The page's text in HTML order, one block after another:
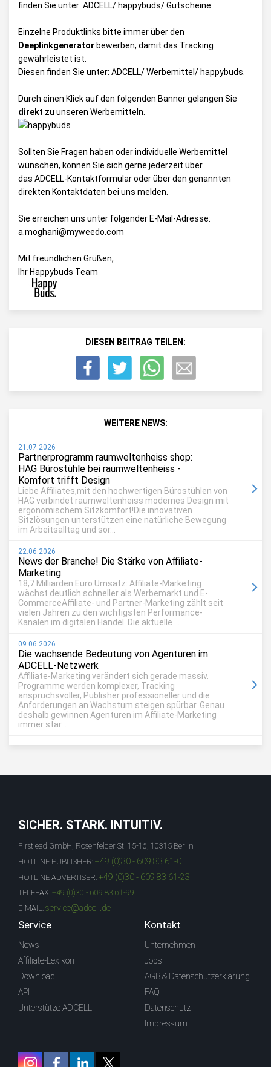
finden Sie unter: ADCELL/ happybuds/ Gutscheine
Einzelne Produktlinks bitte immerüber den
Deeplinkgenerator bewerben, damit das Tracking
gewährleistet ist.
Diesen finden Sie unter: ADCELL/ Werbemittel/ happybuds
Durch einen Klick auf den folgenden Banner gelangen Sie
direkt zu unseren Werbemitteln.
Sollten Sie Fragen haben oder individuelle Werbemittel
wünschen, können Sie sich gerne jederzeit über
das ADCELL-Kontaktformularoder über den genannten
direkten Kontaktdaten bei uns melden.
Sie erreichen uns unter folgender E-Mail-Adresse:
a.moghani@myweedo.com
Mit freundlichen Grüßen,
Ihr Happybuds Team
DIESEN BEITRAG TEILEN:
WEITERE NEWS:
21.07.2026
Partnerprogramm raumweltenheiss shop:
HAG Bürostühle bei raumweltenheiss -
Komfort trifft Design
Liebe Affiliates,mit den hochwertigen Bürostühlen von
HAG verbindet raumweltenheiss modernes Design mit
ergonomischem Sitzkomfort!Die innovativen
Sitzlösungen unterstützen eine natürliche Bewegung
im Arbeitsalltag und sor...
22.06.2026
News der Branche! Die Stärke von Affiliate-
Marketing.
18,7 Milliarden Euro Umsatz: Affiliate-Marketing
wächst deutlich schneller als Werbemarkt und E-
CommerceAffiliate- und Partner-Marketing zählt seit
vielen Jahren zu den wichtigsten Performance-
Kanälen im digitalen Handel. Die aktuelle ...
09.06.2026
Die wachsende Bedeutung von Agenturen im
ADCELL-Netzwerk
Affiliate-Marketing verändert sich gerade massiv.
Programme werden komplexer, Tracking
anspruchsvoller, Publisher professioneller und die
Anforderungen an Wachstum steigen spürbar. Genau
deshalb gewinnen Agenturen im Affiliate-Marketing
immer stär...
SICHER. STARK. INTUITIV.
Firstlead GmbH, Rosenfelder St. 15-16, 10315 Berlin
HOTLINE PUBLISHER: +49 (0)30 - 609 83 61-0
HOTLINE ADVERTISER: +49 (0)30 - 609 83 61-23
TELEFAX: +49 (0)30 - 609 83 61-99
E-MAIL: service@adcell.de
Service
News
Affiliate-Lexikon
Download
API
Unterstütze ADCELL
Kontakt
Unternehmen
Jobs
AGB & Datenschutzerklärung
FAQ
Datenschutz
Impressum